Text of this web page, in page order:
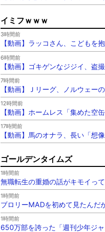
イミフｗｗｗ
3時間前
【動画】ラッコさん、こどもを
6時間前
【動画】ゴキゲンなジジイ、盗
7時間前
【動画】Ｊリーグ、ノルウェー
12時間前
【動画】ホームレス「集めた空
17時間前
【動画】馬のオナラ、長い「想
ゴールデンタイムズ
1時間前
無職転生の重婚の話がキモイっ
1時間前
ブロリーMADを初めて見たんだ
1時間前
650万部を誇った「週刊少年ジ